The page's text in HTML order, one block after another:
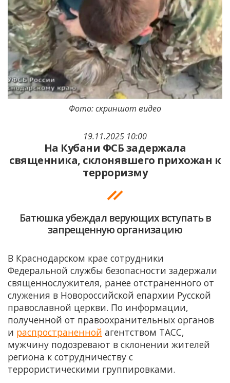
19.11.2025 10:00
На Кубани ФСБ задержала
священника, склонявшего прихожан к
терроризму
Батюшка убеждал верующих вступать в
запрещенную организацию
Фото: скриншот видео
В Краснодарском крае сотрудники
Федеральной службы безопасности задержали
священнослужителя, ранее отстраненного от
служения в Новороссийской епархии Русской
православной церкви. По информации,
полученной от правоохранительных органов
и распространенной агентством ТАСС,
мужчину подозревают в склонении жителей
региона к сотрудничеству с
террористическими группировками.